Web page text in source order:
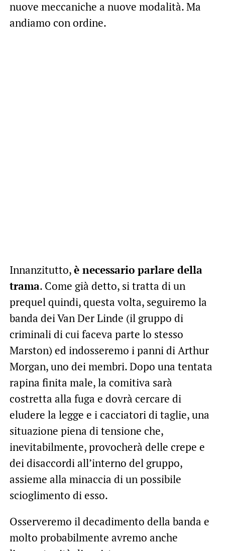
nuove meccaniche a nuove modalità. Ma
andiamo con ordine.
Innanzitutto,è necessario parlare della
trama. Come già detto, si tratta di un
prequel quindi, questa volta, seguiremo la
banda dei Van Der Linde (il gruppo di
criminali di cui faceva parte lo stesso
Marston) ed indosseremo i panni di Arthur
Morgan, uno dei membri. Dopo una tentata
rapina finita male, la comitiva sarà
costretta alla fuga e dovrà cercare di
eludere la legge e i cacciatori di taglie, una
situazione piena di tensione che,
inevitabilmente, provocherà delle crepe e
dei disaccordi all’interno del gruppo,
assieme alla minaccia di un possibile
scioglimento di esso.
Osserveremo il decadimento della banda e
molto probabilmente avremo anche